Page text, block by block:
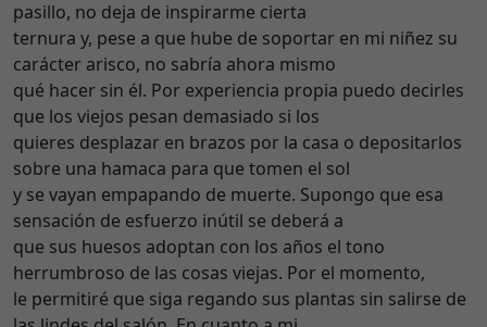
pasillo, no deja de inspirarme cierta
ternura y, pese a que hube de soportar en mi niñez su
carácter arisco, no sabría ahora mismo
qué hacer sin él. Por experiencia propia puedo decirles
que los viejos pesan demasiado si los
quieres desplazar en brazos por la casa o depositarlos
sobre una hamaca para que tomen el sol
y se vayan empapando de muerte. Supongo que esa
sensación de esfuerzo inútil se deberá a
que sus huesos adoptan con los años el tono
herrumbroso de las cosas viejas. Por el momento,
le permitiré que siga regando sus plantas sin salirse de